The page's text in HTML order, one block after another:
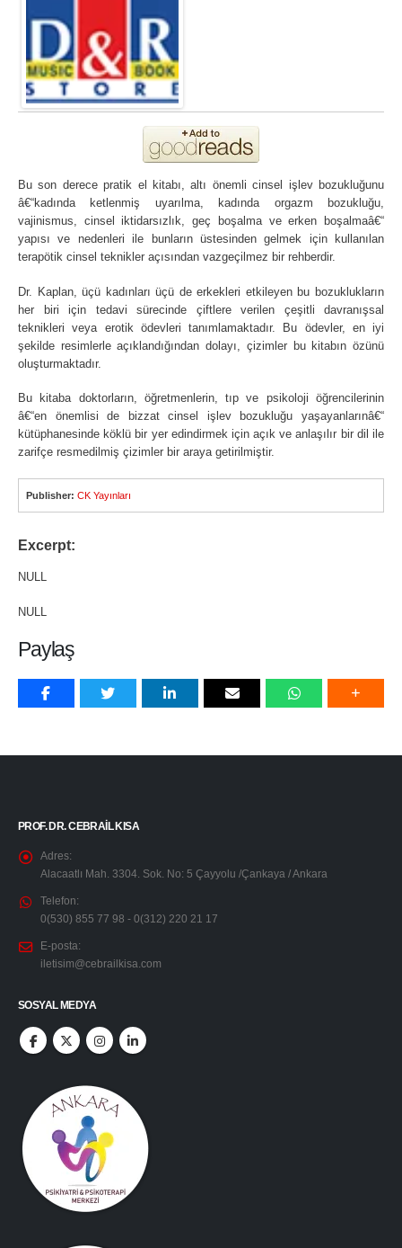
Bu son derece pratik el kitabı, altı önemli cinsel işlev bozukluğunu
â€“kadında ketlenmiş uyarılma, kadında orgazm bozukluğu,
vajinismus, cinsel iktidarsızlık, geç boşalma ve erken boşalmaâ€“
yapısı ve nedenleri ile bunların üstesinden gelmek için kullanılan
terapötik cinsel teknikler açısından vazgeçilmez bir rehberdir.
Dr. Kaplan, üçü kadınları üçü de erkekleri etkileyen bu bozuklukların
her biri için tedavi sürecinde çiftlere verilen çeşitli davranışsal
teknikleri veya erotik ödevleri tanımlamaktadır. Bu ödevler, en iyi
şekilde resimlerle açıklandığından dolayı, çizimler bu kitabın özünü
oluşturmaktadır.
Bu kitaba doktorların, öğretmenlerin, tıp ve psikoloji öğrencilerinin
â€“en önemlisi de bizzat cinsel işlev bozukluğu yaşayanlarınâ€“
kütüphanesinde köklü bir yer edindirmek için açık ve anlaşılır bir dil ile
zarifçe resmedilmiş çizimler bir araya getirilmiştir.
Publisher: CK Yayınları
Excerpt:
NULL
NULL
Paylaş
PROF. DR. CEBRAIL KISA
Adres:
Alacaatlı Mah. 3304. Sok. No: 5 Çayyolu /Çankaya / Ankara
Telefon:
0(530) 855 77 98 - 0(312) 220 21 17
E-posta:
iletisim@cebrailkisa.com
SOSYAL MEDYA